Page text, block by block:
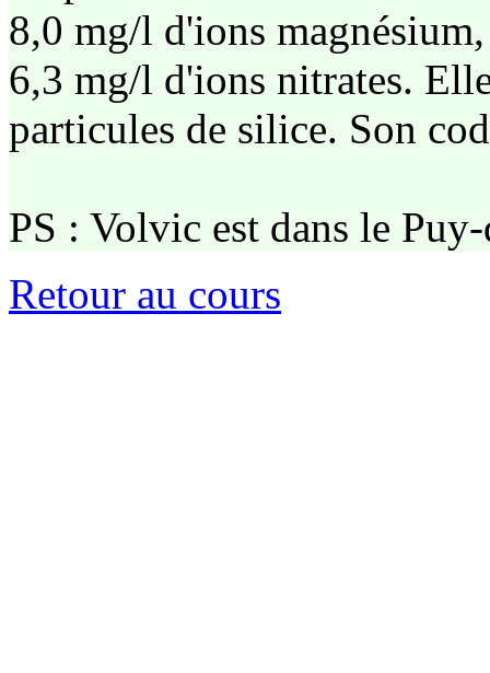
8,0 mg/l d'ions
6,3 mg/l d'ions nitrates.
particules de silice. Son
PS : Volvic est dans le
Retour au cours